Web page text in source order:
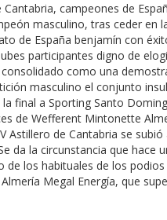
campeones de
masculino, tras ceder en
de España benjamín con
participantes digno de
como una
masculino el conjunto
final a Sporting Santo
de Wefferent Mintonette
Astillero de Cantabria se
da la circunstancia que
los habituales de los
Megal Energía, que